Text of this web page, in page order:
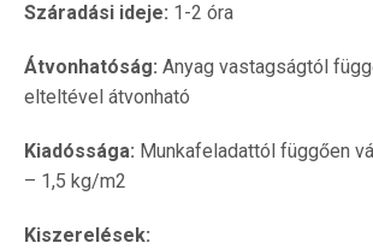
Száradási ideje: 1-2 óra
Átvonhatóság: Anyag vastagságtól
elteltével átvonható
Kiadóssága: Munkafeladattól függően
– 1,5 kg/m2
Kiszerelések: